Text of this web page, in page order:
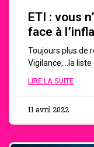
ETI : vous
face à
Toujours plus de
Vigilance,…la
LIRE LA SUITE
11 avril 2022